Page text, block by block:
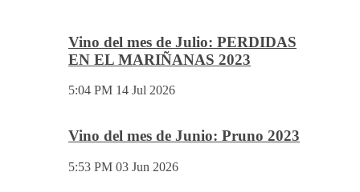
Vino del mes de Julio: PERDIDAS
EN EL MARIÑANAS 2023
5:04 PM 14 Jul 2026
Vino del mes de Junio: Pruno 2023
5:53 PM 03 Jun 2026